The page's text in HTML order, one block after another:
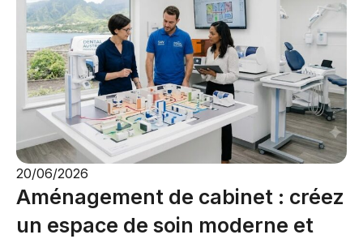
20/06/2026
Aménagement de cabinet : créez
un espace de soin moderne et